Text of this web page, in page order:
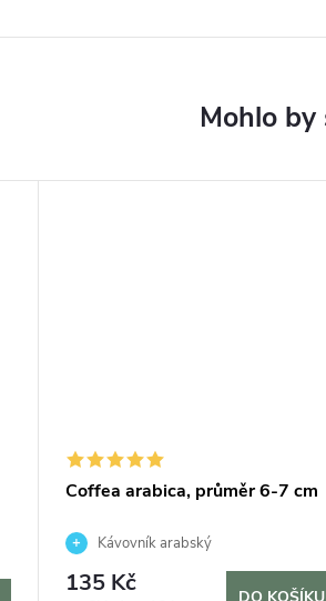
Coffea arabica, průměr 6-7 cm
Kávovník arabský
135 Kč DO KOŠÍKU